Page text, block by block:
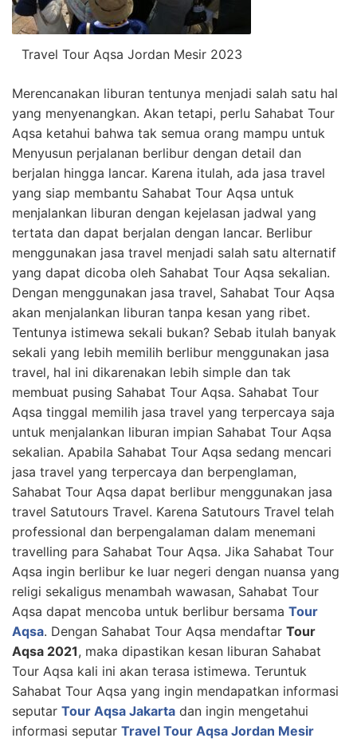
Travel Tour Aqsa Jordan Mesir 2023
Merencanakan liburan tentunya menjadi salah satu hal
yang menyenangkan. Akan tetapi, perlu Sahabat Tour
Aqsa ketahui bahwa tak semua orang mampu untuk
Menyusun perjalanan berlibur dengan detail dan
berjalan hingga lancar. Karena itulah, ada jasa travel
yang siap membantu Sahabat Tour Aqsa untuk
menjalankan liburan dengan kejelasan jadwal yang
tertata dan dapat berjalan dengan lancar. Berlibur
menggunakan jasa travel menjadi salah satu alternatif
yang dapat dicoba oleh Sahabat Tour Aqsa sekalian.
Dengan menggunakan jasa travel, Sahabat Tour Aqsa
akan menjalankan liburan tanpa kesan yang ribet.
Tentunya istimewa sekali bukan? Sebab itulah banyak
sekali yang lebih memilih berlibur menggunakan jasa
travel, hal ini dikarenakan lebih simple dan tak
membuat pusing Sahabat Tour Aqsa. Sahabat Tour
Aqsa tinggal memilih jasa travel yang terpercaya saja
untuk menjalankan liburan impian Sahabat Tour Aqsa
sekalian. Apabila Sahabat Tour Aqsa sedang mencari
jasa travel yang terpercaya dan berpenglaman,
Sahabat Tour Aqsa dapat berlibur menggunakan jasa
travel Satutours Travel. Karena Satutours Travel telah
professional dan berpengalaman dalam menemani
travelling para Sahabat Tour Aqsa. Jika Sahabat Tour
Aqsa ingin berlibur ke luar negeri dengan nuansa yang
religi sekaligus menambah wawasan, Sahabat Tour
Aqsa dapat mencoba untuk berlibur bersama Tour
Aqsa. Dengan Sahabat Tour Aqsa mendaftar Tour
Aqsa 2021, maka dipastikan kesan liburan Sahabat
Tour Aqsa kali ini akan terasa istimewa. Teruntuk
Sahabat Tour Aqsa yang ingin mendapatkan informasi
seputar Tour Aqsa Jakarta dan ingin mengetahui
informasi seputar Travel Tour Aqsa Jordan Mesir